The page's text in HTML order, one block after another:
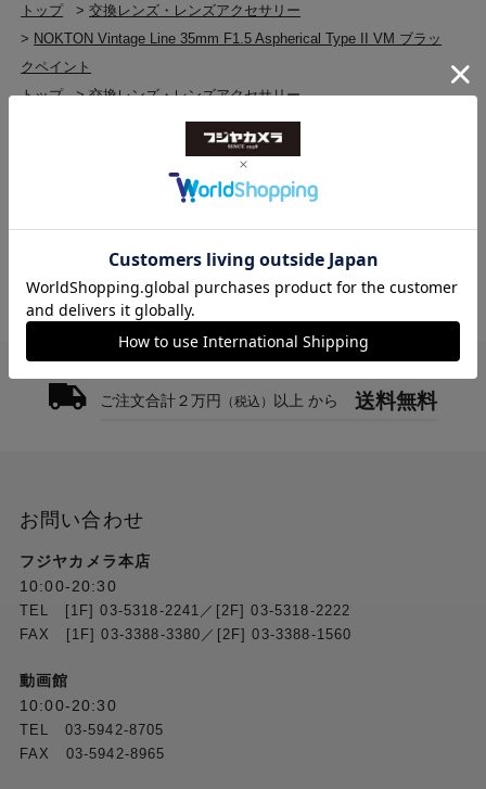
トップ >交換レンズ・レンズアクセサリー
> NOKTON Vintage Line 35mm F1.5 Aspherical Type II VM ブラッ
クペイント
トップ
>交換レンズ・レンズアクセサリー
レンジファインダー用レンズ
NOKTON Vintage Line 35mm F1.5 Aspherical Type II VM ブラッ
ご注文合計２万円 （税込） 以上 から 送料無料
お問い合わせ
フジヤカメラ本店
10:00-20:30
TEL [1F] 03-5318-2241／[2F] 03-5318-2222
FAX [1F] 03-3388-3380／[2F] 03-3388-1560
動画館
10:00-20:30
TEL 03-5942-8705
FAX 03-5942-8965